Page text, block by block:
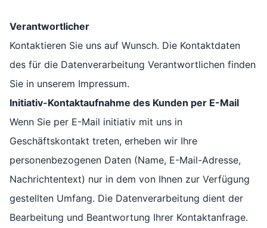
Verantwortlicher
Kontaktieren Sie uns auf Wunsch. Die Kontaktdaten
des für die Datenverarbeitung Verantwortlichen finden
Sie in unserem Impressum.
Initiativ-Kontaktaufnahme des Kunden per E-Mail
Wenn Sie per E-Mail initiativ mit uns in
Geschäftskontakt treten, erheben wir Ihre
personenbezogenen Daten (Name, E-Mail-Adresse,
Nachrichtentext) nur in dem von Ihnen zur Verfügung
gestellten Umfang. Die Datenverarbeitung dient der
Bearbeitung und Beantwortung Ihrer Kontaktanfrage.